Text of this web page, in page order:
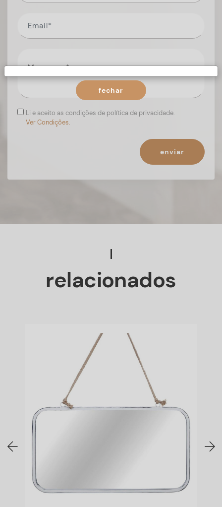
Li e aceito as condições de política de privacidade.
Ver Condições.
enviar
relacionados
fechar